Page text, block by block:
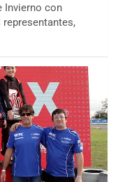
Invierno con